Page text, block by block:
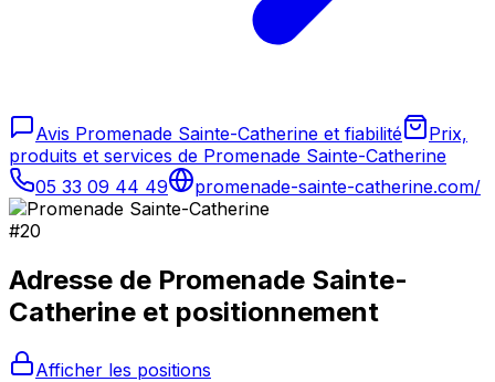
Avis Promenade Sainte-Catherine et fiabilité
Prix,
produits et services de Promenade Sainte-Catherine
05 33 09 44 49
promenade-sainte-catherine.com/
#20
Adresse de Promenade Sainte-
Catherine et positionnement
Afficher les positions